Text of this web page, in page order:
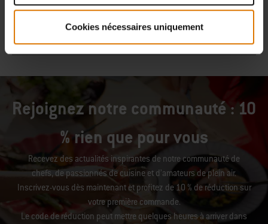
Cookies nécessaires uniquement
Rejoignez notre communauté : 10
% rien que pour vous
Recevez des actualités inspirantes de notre communauté de
chefs, de passionnés de cuisine et d’amateurs de plein air.
Inscrivez-vous dès maintenant et profitez de 10 % de réduction sur
votre première commande.
Le code de réduction peut mettre quelques heures à arriver dans